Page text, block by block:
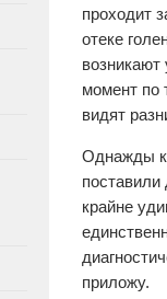
проходит
отеке
момент по
видят
Однажды
поставили
крайне
приложу.